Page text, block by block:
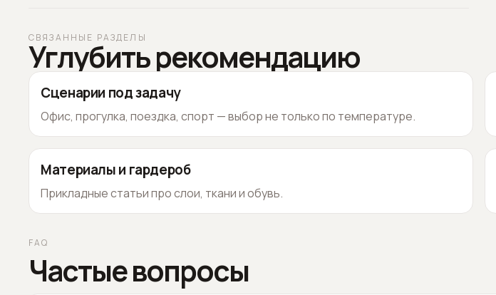
СВЯЗАННЫЕ РАЗДЕЛЫ
Углубить рекомендацию
Сценарии под задачу
Офис, прогулка, поездка, спорт — выбор не только по температуре.
Материалы и гардероб
Прикладные статьи про слои, ткани и обувь.
FAQ
Частые вопросы